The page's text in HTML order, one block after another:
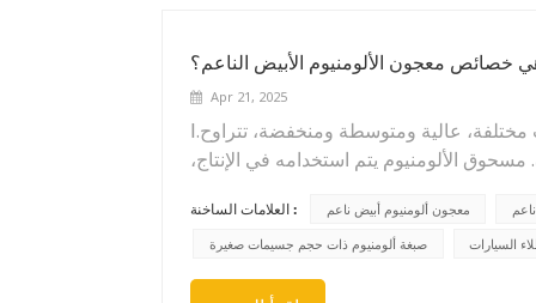
خصائص معجون الألومنيوم الأبيض الناعم؟
Apr 21, 2025
Ⅰ.معجون ألومنيوم أبيض ناعمتتوفر منتجات فضية نقية بدرجات مختلفة، عالية ومتوسطة ومنخفضة، تتراوح
مسحوق الألومنيوم يتم استخدامه في الإنتاج،
ممتازة على إخفاء الشوائب، وسطح ناعم
إلى ثلاثة أنواع: فضة نقية مقاومة للتآكل،
وفضة نقية قياسية، وفضة عالية السطوع.Ⅲ. التطبيق: يستخدم بشكل أساسي في طلاء المطارق، وطلاء الملفات،
العلامات الساخنة : معجون ألومنيوم أبيض ناعم
صبغة ألومنيوم ذات حجم جسيمات صغيرة
السيارات